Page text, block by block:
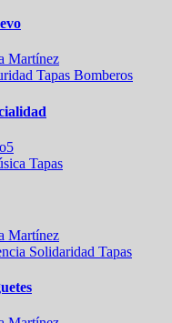
Martínez
Tapas Bomberos
Tapas
Martínez
Solidaridad Tapas